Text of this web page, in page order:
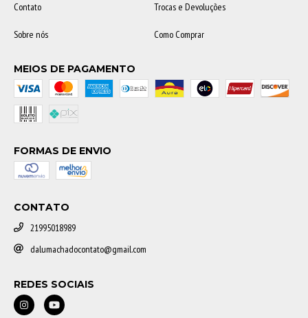
Contato Trocas e Devoluções
Sobre nós Como Comprar
MEIOS DE PAGAMENTO
FORMAS DE ENVIO
CONTATO
21995018989
dalumachadocontato@gmail.com
REDES SOCIAIS